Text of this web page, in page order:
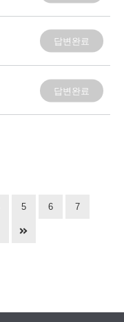
답변완료
답변완료
5 6 7